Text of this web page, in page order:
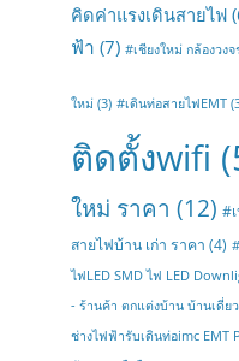
คิดค่าแรงเดินสายไฟ
ฟ้า (7) #เชียงใหม่ กล้องวง
ใหม่ (3) #เดินท่อสายไฟEMT
ติดตั้งwifi
ใหม่ ราคา (12) #
สายไฟบ้าน เก่า ราคา (4)
ไฟLED SMD ไฟ LED
- ร้านค้า ตกแต่งบ้าน บ้านเดี่ย
ช่างไฟฟ้ารับเดินท่อimc EMT